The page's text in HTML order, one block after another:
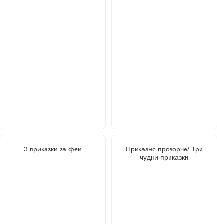
3 приказки за феи
Приказно прозорче/ Три
чудни приказки